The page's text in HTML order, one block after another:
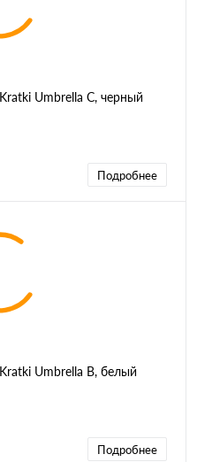
Umbrella C, черный
Подробнее
Umbrella B, белый
Подробнее